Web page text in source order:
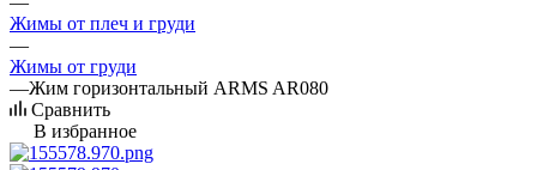
Жимы от плеч и груди
—
Жимы от груди
—Жим горизонтальный ARMS AR080
Сравнить
В избранное